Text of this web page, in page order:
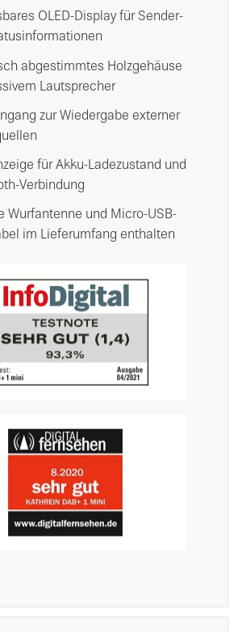
OLED-Display für Sender-
abgestimmtes Holzgehäuse
Lautsprecher
zur Wiedergabe externer
für Akku-Ladezustand und
Verbindung
Wurfantenne und Micro-USB-
im Lieferumfang enthalten